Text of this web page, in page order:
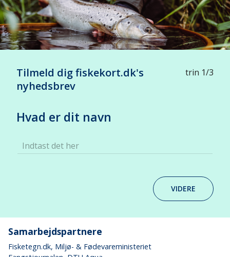
Tilmeld dig fiskekort.dk's
nyhedsbrev
trin 1/3
Hvad er dit navn
Indtast det her
VIDERE
Samarbejdspartnere
Fisketegn.dk, Miljø- & Fødevareministeriet